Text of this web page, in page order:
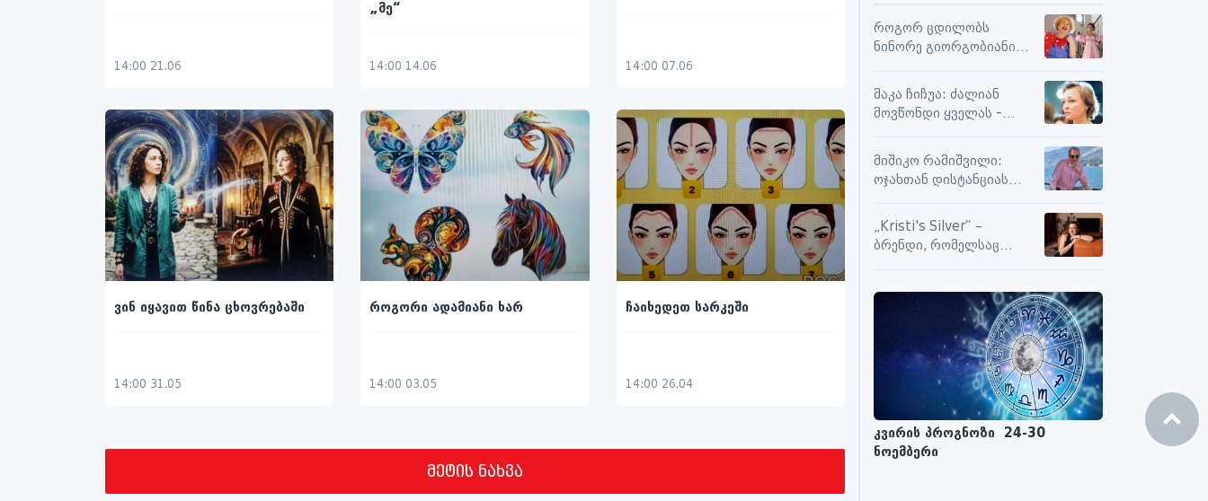
14:00 21.06
„მე“
14:00 14.06 14:00 07.06
ვინ იყავით წინა ცხოვრებაში
14:00 31.05
როგორი ადამიანი ხარ
14:00 03.05
ჩაიხედეთ სარკეში
14:00 26.04
მეტის ნახვა
ურთიერთობებსა და
შემოქმედებით
მუშაობაში
როგორ ცდილობს
ნინორე გიორგობიანი
მაქსიმალური
სიამოვნების მიღებას და
მოქმედებს თუ არა მასზე
მაკა ჩიჩუა: ძალიან
მოვწონდი ყველას -
გარეთ
მიშიკო რამიშვილი:
ოჯახთან დისტანციას
გრძელდება
„Kristi's Silver“ –
ბრენდი, რომელსაც
კვირის პროგნოზი 24-30
ნოემბერი